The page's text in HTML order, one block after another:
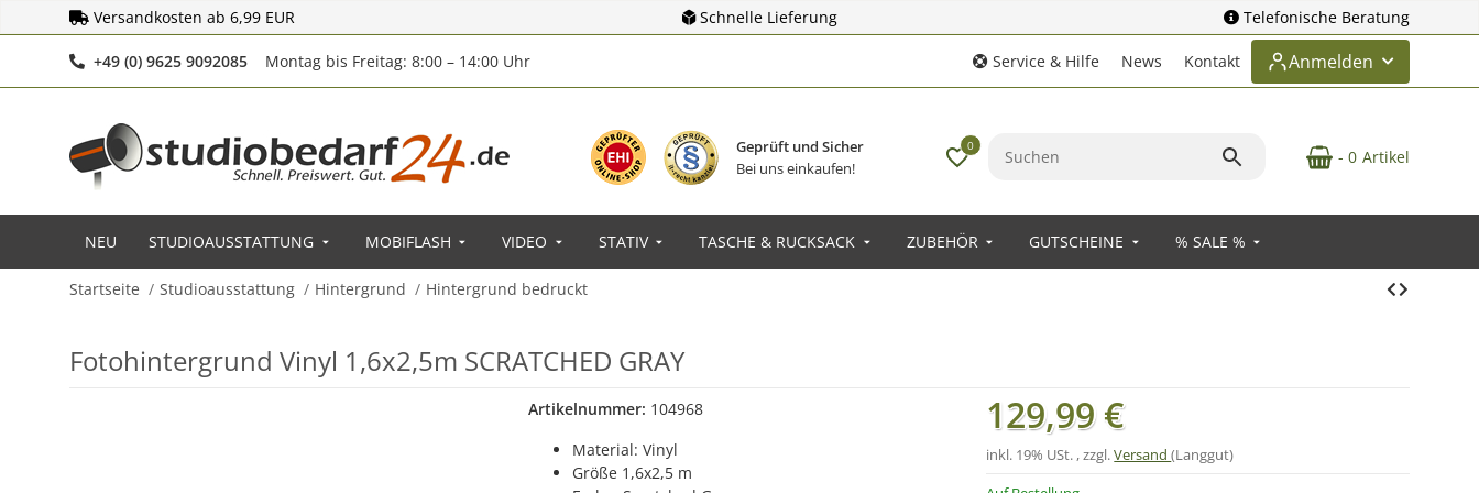
Versandkosten ab 6,99 EUR Schnelle Lieferung Telefonische Beratung
+49 (0) 9625 9092085Telefonnummer
Montag bis Freitag: 8:00 – 14:00 Uhr Service & Hilfe News Kontakt Anmelden
Geprüft und Sicher
Bei uns einkaufen!
0
- 0 Artikel
NEU STUDIOAUSSTATTUNG MOBIFLASH VIDEO STATIV TASCHE & RUCKSACK ZUBEHÖR GUTSCHEINE % SALE %
Startseite Studioausstattung Hintergrund Hintergrund bedruckt
Fotohintergrund Vinyl 1,6x2,5m SCRATCHED GRAY
Artikelnummer: 104968
Material: Vinyl
Größe 1,6x2,5 m
129,99 €
inkl. 19% USt. , zzgl.Versand(Langgut)